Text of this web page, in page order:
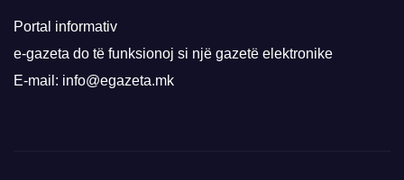
Portal informativ
e-gazeta do të funksionoj si një gazetë elektronike
E-mail: info@egazeta.mk